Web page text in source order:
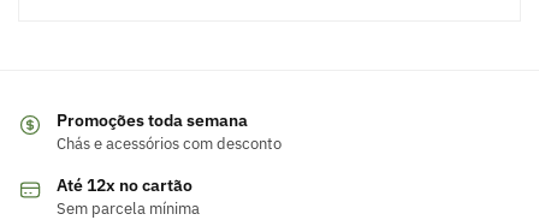
Promoções toda semana
Chás e acessórios com desconto
Até 12x no cartão
Sem parcela mínima